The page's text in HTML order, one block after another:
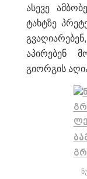
ასევე
ტახტზე
აპირებენ
გიორგის